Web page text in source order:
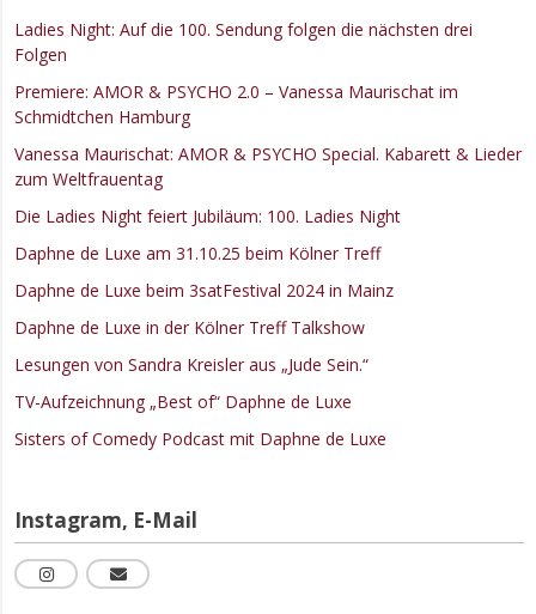
Ladies Night: Auf die 100. Sendung folgen die nächsten drei
Folgen
Premiere: AMOR & PSYCHO 2.0 – Vanessa Maurischat im
Schmidtchen Hamburg
Vanessa Maurischat: AMOR & PSYCHO Special. Kabarett & Lieder
zum Weltfrauentag
Die Ladies Night feiert Jubiläum: 100. Ladies Night
Daphne de Luxe am 31.10.25 beim Kölner Treff
Daphne de Luxe beim 3satFestival 2024 in Mainz
Daphne de Luxe in der Kölner Treff Talkshow
Lesungen von Sandra Kreisler aus „Jude Sein.“
TV-Aufzeichnung „Best of“ Daphne de Luxe
Sisters of Comedy Podcast mit Daphne de Luxe
Instagram, E-Mail